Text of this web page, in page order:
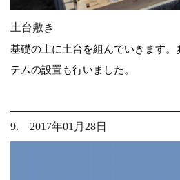
土台敷き
基礎の上に土台を組んでいきます。
テムの設置も行いました。
9. 2017年01月28日